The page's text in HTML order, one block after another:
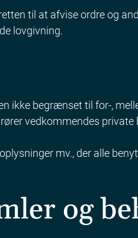
til at afvise ordre og
lovgivning.
ikke begrænset til for-,
vedkommendes
mv., der alle
og